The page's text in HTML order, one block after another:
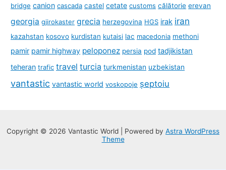
bridge canion cascada castel cetate customs călătorie erevan
georgia gjirokaster grecia herzegovina HGS irak iran
kazahstan kosovo kurdistan kutaisi lac macedonia methoni
pamir pamir highway peloponez persia pod tadjikistan
teheran trafic travel turcia turkmenistan uzbekistan
vantastic vantastic world voskopoje șeptoiu
Copyright © 2026 Vantastic World | Powered by Astra WordPress
Theme